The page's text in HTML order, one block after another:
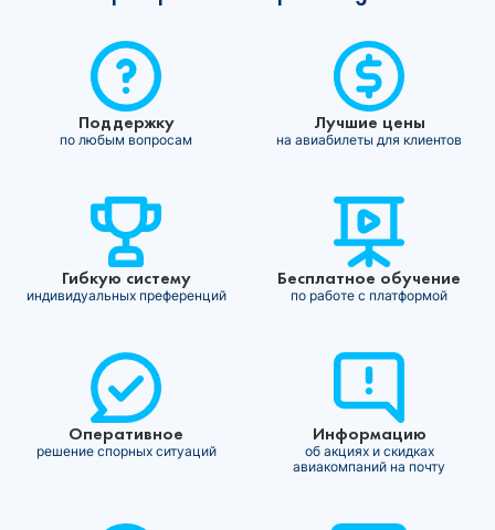
Поддержку
по любым вопросам
Лучшие цены
на авиабилеты для клиентов
Гибкую систему
индивидуальных преференций
Бесплатное обучение
по работе с платформой
Оперативное
решение спорных ситуаций
Информацию
об акциях и скидках
авиакомпаний на почту